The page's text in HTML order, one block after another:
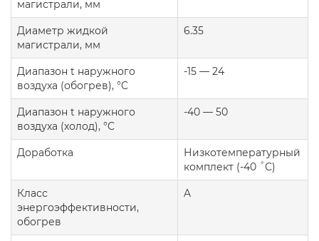
магистрали, мм
Диаметр жидкой
магистрали, мм
6.35
Диапазон t наружного
воздуха (обогрев), °C
-15 — 24
Диапазон t наружного
воздуха (холод), °C
-40 — 50
Доработка
Низкотемпературный
комплект (-40 ˚С)
Класс
энергоэффективности,
обогрев
A